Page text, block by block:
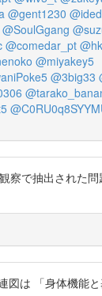
@gent1230
@SoulGgang
@comedar_pt
@miyakey5
@3big33
察で抽出された
図は 「身体機能